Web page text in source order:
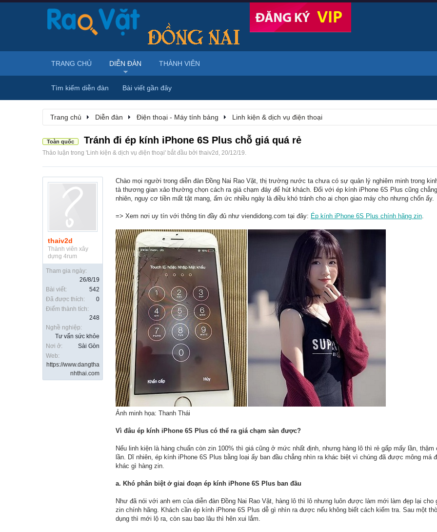
Trang chủ Diễn đàn Điện thoại - Máy tính bảng Linh kiện & dịch vụ điện thoại
Toàn quốc Tránh đi ép kính iPhone 6S Plus chỗ giá quá rẻ
Thảo luận trong 'Linh kiện & dịch vụ điện thoại' bắt đầu bởi thaiv2d , 20/12/19.
thaiv2d
Thành viên xây
dựng 4rum
Tham gia ngày:
26/8/19
Bài viết:
542
Đã được thích:
0
Điểm thành tích:
248
Nghề nghiệp:
Tư vấn sức khỏe
Nơi ở:
Sài Gòn
Web:
https://www.dangtha
nhthai.com
Chào mọi người trong diễn đàn Đồng Nai Rao Vặt, thị trường nước ta chưa có sự quản lý nghiêm minh trong
tà thương gian xảo thường chọn cách ra giá chạm đáy để hút khách. Đối với ép kính iPhone 6S Plus cũng
nhiên, nguy cơ tiền mất tật mang, ấm ức nhiều ngày là điều khó tránh cho ai chọn giao máy cho nhưng chốn ấy.
=> Xem nơi uy tín với thông tin đầy đủ như viendidong.com tại đây: Ép kính iPhone 6S Plus chính hãng zin.
Ảnh minh họa: Thanh Thái
Vì đâu ép kính iPhone 6S Plus có thể ra giá chạm sàn được?
Nếu linh kiện là hàng chuẩn còn zin 100% thì giá cũng ở mức nhất định, nhưng hàng lô thì rẻ gấp mấy lần,
lần. Dĩ nhiên, ép kính iPhone 6S Plus bằng loại ấy ban đầu chẳng nhìn ra khác biệt vì chúng đã được mông má
khác gì hàng zin.
a. Khó phân biệt ở giai đoạn ép kính iPhone 6S Plus ban đầu
Như đã nói với anh em của diễn đàn Đồng Nai Rao Vặt, hàng lô thì lô nhưng luôn được làm mới làm đẹp lại cho
zin chính hãng. Khách cần ép kính iPhone 6S Plus dễ gì nhìn ra được nếu không biết cách kiểm tra. Sau một
dụng thì mới lộ ra, còn sau bao lâu thì hên xui lắm.
TRANG CHỦ DIỄN ĐÀN
Tìm kiếm diễn đàn Bài viết gần đây
THÀNH VIÊN